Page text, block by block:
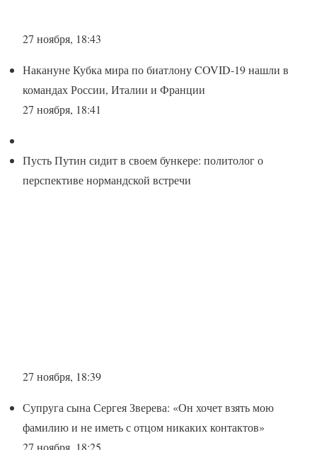
27 ноября, 18:43
Накануне Кубка мира по биатлону COVID-19 нашли в
командах России, Италии и Франции
27 ноября, 18:41
Пусть Путин сидит в своем бункере: политолог о
перспективе нормандской встречи
27 ноября, 18:39
Супруга сына Сергея Зверева: «Он хочет взять мою
фамилию и не иметь с отцом никаких контактов»
27 ноября, 18:25